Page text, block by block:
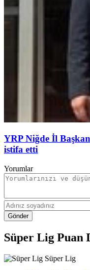
YRP Niğde İl
istifa etti
Yorumlar
Gönder
Süper Lig Puan
Süper Lig